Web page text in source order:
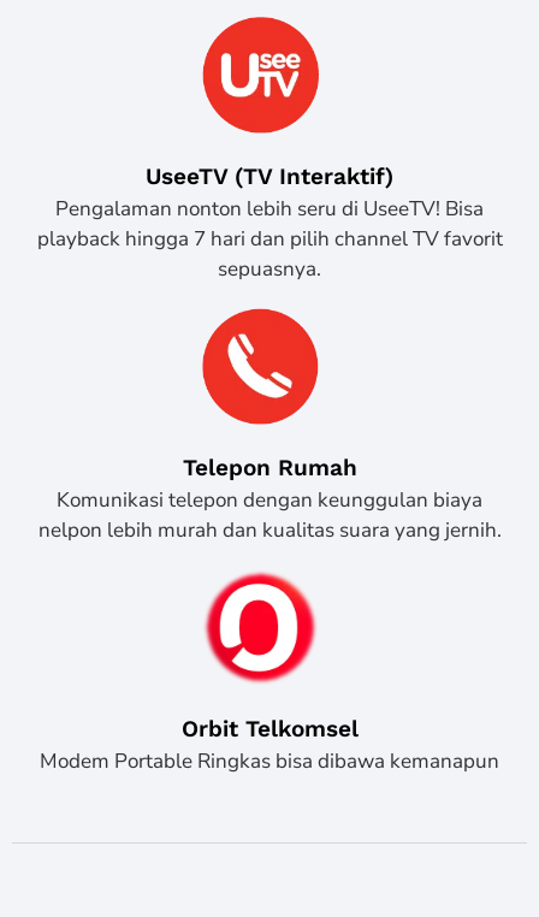
UseeTV (TV Interaktif)
Pengalaman nonton lebih seru di UseeTV! Bisa
playback hingga 7 hari dan pilih channel TV favorit
sepuasnya.
Telepon Rumah
Komunikasi telepon dengan keunggulan biaya
nelpon lebih murah dan kualitas suara yang jernih.
Orbit Telkomsel
Modem Portable Ringkas bisa dibawa kemanapun